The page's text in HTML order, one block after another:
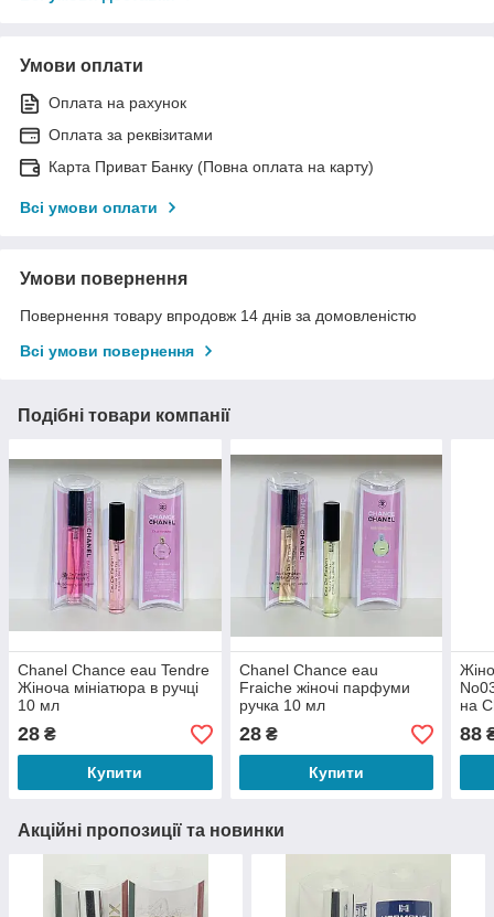
Умови оплати
Оплата на рахунок
Оплата за реквізитами
Карта Приват Банку (Повна оплата на карту)
Всі умови оплати
Умови повернення
Повернення товару впродовж 14 днів за домовленістю
Всі умови повернення
Подібні товари компанії
Chanel Chance eau Tendre
Жіноча мініатюра в ручці
10 мл
28 ₴
Купити
Chanel Chance eau
Fraiche жіночі парфуми
ручка 10 мл
28₴
Купити
на
88
Акційні пропозиції та новинки